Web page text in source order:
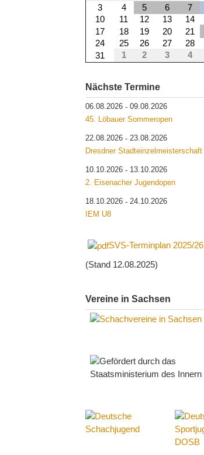
3
4 5 6 7
10
11 12 13 14
17
18 19 20 21
24
25 26 27 28
31
1 2 3 4
Nächste Termine
06.08.2026- 09.08.2026
45. Löbauer Sommeropen
22.08.2026- 23.08.2026
Dresdner Stadteinzelmeisterschaft
10.10.2026- 13.10.2026
2. Eisenacher Jugendopen
18.10.2026- 24.10.2026
IEM U8
SVS-Terminplan 2025/26
(Stand 12.08.2025)
Vereine in Sachsen